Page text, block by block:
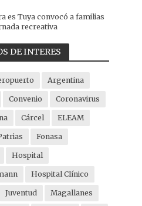
es Tuya convocó a familias
recreativa
DE INTERES
Argentina
Convenio Coronavirus
Cárcel ELEAM
Fonasa
Hospital
Hospital Clínico
Juventud Magallanes